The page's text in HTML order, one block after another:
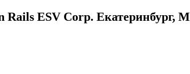
Rails ESV Corp. Екатеринбург,